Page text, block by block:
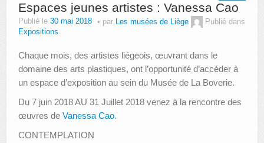
Espaces jeunes artistes : Vanessa Cao
Publié le 30 mai 2018 par Les musées de Liège
Publié dans
Expositions
Chaque mois, des artistes liégeois, œuvrant dans le
domaine des arts plastiques, ont l’opportunité d’accéder à
un espace d’exposition au sein du Musée de La Boverie.
Du 7 juin 2018 AU 31 Juillet 2018 venez à la rencontre des
œuvres de Vanessa Cao.
CONTEMPLATION